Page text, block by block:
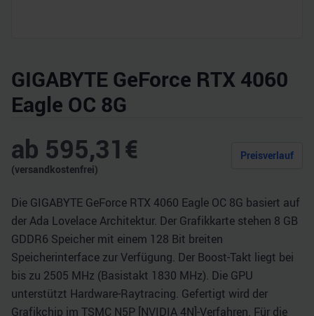
GIGABYTE GeForce RTX 4060
Eagle OC 8G
ab 595,31€
(versandkostenfrei)
Preisverlauf
Die GIGABYTE GeForce RTX 4060 Eagle OC 8G basiert auf
der Ada Lovelace Architektur. Der Grafikkarte stehen 8 GB
GDDR6 Speicher mit einem 128 Bit breiten
Speicherinterface zur Verfügung. Der Boost-Takt liegt bei
bis zu 2505 MHz (Basistakt 1830 MHz). Die GPU
unterstützt Hardware-Raytracing. Gefertigt wird der
Grafikchip im TSMC N5P [NVIDIA 4N]-Verfahren. Für die